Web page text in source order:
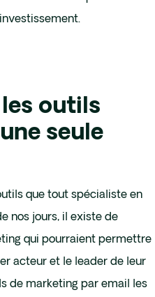
outils
seule
que tout spécialiste en
nos jours, il existe de
qui pourraient permettre
acteur et le leader de leur
de marketing par email les